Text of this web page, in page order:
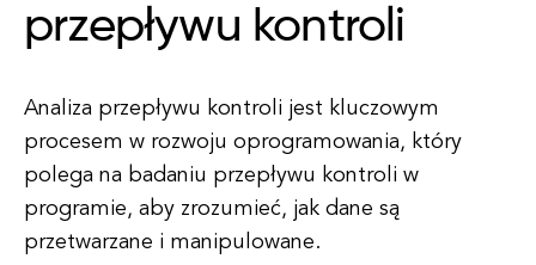
przepływu kontroli
Analiza przepływu kontroli jest kluczowym
procesem w rozwoju oprogramowania, który
polega na badaniu przepływu kontroli w
programie, aby zrozumieć, jak dane są
przetwarzane i manipulowane.